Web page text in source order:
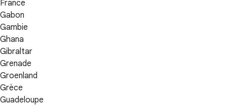
France
Gabon
Gambie
Ghana
Gibraltar
Grenade
Groenland
Grèce
Guadeloupe